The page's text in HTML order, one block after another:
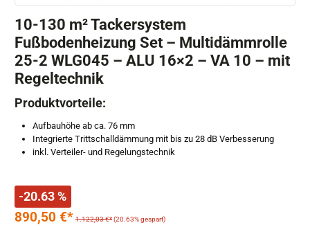
10-130 m² Tackersystem
Fußbodenheizung Set – Multidämmrolle
25-2 WLG045 – ALU 16×2 – VA 10 – mit
Regeltechnik
Produktvorteile:
Aufbauhöhe ab ca. 76 mm
Integrierte Trittschalldämmung mit bis zu 28 dB Verbesserung
inkl. Verteiler- und Regelungstechnik
-20.63 %
890,50 €* 1.122,03 €*(20.63% gespart)